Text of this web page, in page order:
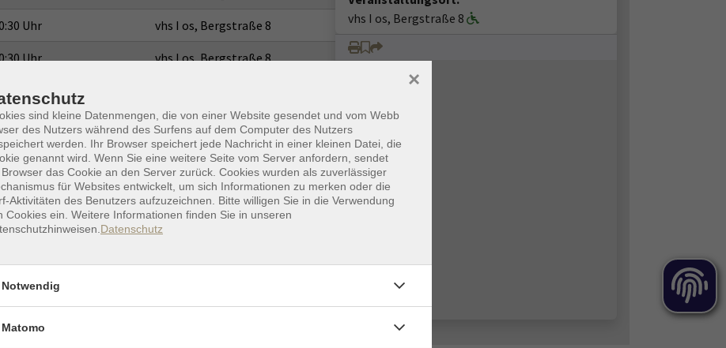
Uhr vhs I os, Bergstraße 8
Uhr vhs I os, Bergstraße 8
Uhr
Uhr vhs I os, Bergstraße 8
Uhr vhs I os, Bergstraße 8
Uhr vhs I os, Bergstraße 8
Uhr vhs I os, Bergstraße 8
Uhr
vhs I os, Bergstraße 8
sind kleine Datenmengen, die von einer Website gesendet und vom Webb
des Nutzers während des Surfens auf dem Computer des Nutzers
werden. Ihr Browser speichert jede Nachricht in einer kleinen Datei, die
genannt wird. Wenn Sie eine weitere Seite vom Server anfordern, sendet
das Cookie an den Server zurück. Cookies wurden als zuverlässiger
für Websites entwickelt, um sich Informationen zu merken oder die
Aktivitäten des Benutzers aufzuzeichnen. Bitte willigen Sie in die Verwendung
Cookies ein. Weitere Informationen finden Sie in unseren
Datenschutz
×
Notwendig
Matomo